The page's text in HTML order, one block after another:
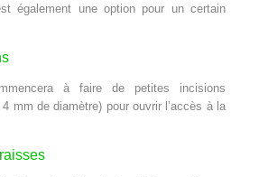
également une option pour un certain
à faire de petites incisions
mm de diamètre) pour ouvrir l’accès à la